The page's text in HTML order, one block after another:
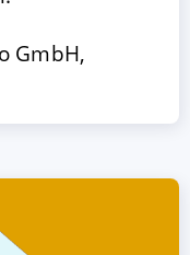
GmbH,